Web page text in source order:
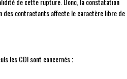
des contractants affecte le caractère libre de
les CDI sont concernés ;